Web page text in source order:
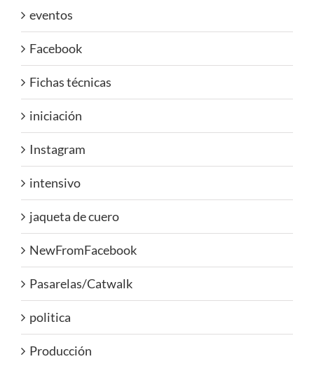
eventos
Facebook
Fichas técnicas
iniciación
Instagram
intensivo
jaqueta de cuero
NewFromFacebook
Pasarelas/Catwalk
politica
Producción